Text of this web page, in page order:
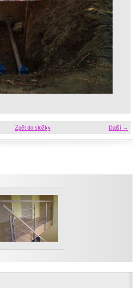
Další →
Zpět do složky